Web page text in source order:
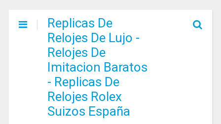
Replicas De
Relojes De Lujo -
Relojes De
Imitacion Baratos
- Replicas De
Relojes Rolex
Suizos España